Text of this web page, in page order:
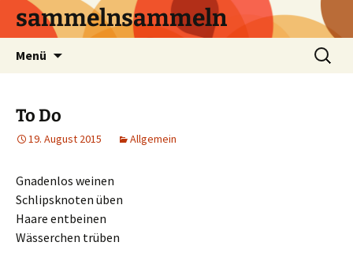
sammelnsammeln
Menü
Suchen
nach:
To Do
19. August 2015 Allgemein
Gnadenlos weinen
Schlipsknoten üben
Haare entbeinen
Wässerchen trüben